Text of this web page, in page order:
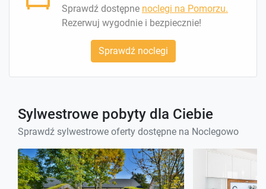
Sprawdź dostępne noclegi na Pomorzu.
Rezerwuj wygodnie i bezpiecznie!
Sprawdź noclegi
Sylwestrowe pobyty dla Ciebie
Sprawdź sylwestrowe oferty dostępne na Noclegowo